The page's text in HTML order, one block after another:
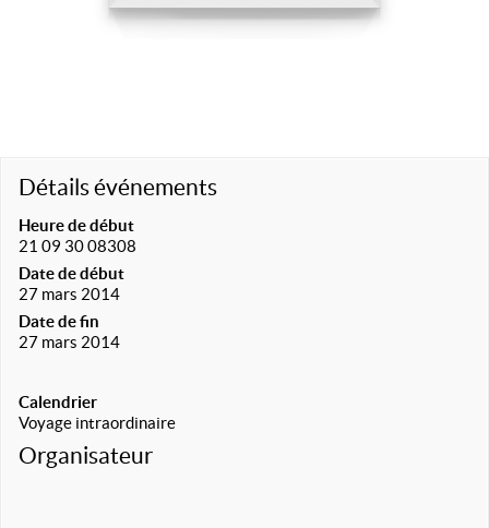
Détails événements
Heure de début
21 09 30 08308
Date de début
27 mars 2014
Date de fin
27 mars 2014
Calendrier
Voyage intraordinaire
Organisateur